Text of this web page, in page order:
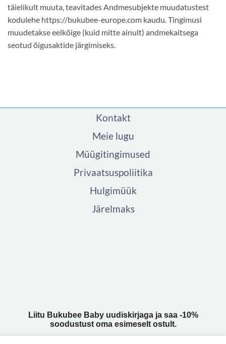
täielikult muuta, teavitades Andmesubjekte muudatustest
kodulehe https://bukubee-europe.com kaudu. Tingimusi
muudetakse eelkõige (kuid mitte ainult) andmekaitsega
seotud õigusaktide järgimiseks.
Kontakt
Meie lugu
Müügitingimused
Privaatsuspoliitika
Hulgimüük
Järelmaks
Liitu Bukubee Baby uudiskirjaga ja saa -10%
soodustust oma esimeselt ostult.